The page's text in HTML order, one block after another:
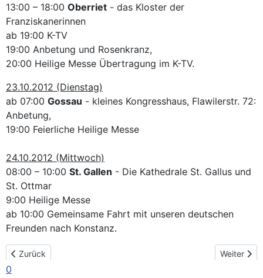
13:00 – 18:00 Oberriet - das Kloster der
Franziskanerinnen
ab 19:00 K-TV
19:00 Anbetung und Rosenkranz,
20:00 Heilige Messe Übertragung im K-TV.
23.10.2012 (Dienstag)
ab 07:00 Gossau - kleines Kongresshaus, Flawilerstr. 72:
Anbetung,
19:00 Feierliche Heilige Messe
24.10.2012 (Mittwoch)
08:00 – 10:00 St. Gallen - Die Kathedrale St. Gallus und
St. Ottmar
9:00 Heilige Messe
ab 10:00 Gemeinsame Fahrt mit unseren deutschen
Freunden nach Konstanz.
0
Vorheriger Beitrag: Der Pilgerweg in Liechtenstein
Zurück Nächster
Weiter